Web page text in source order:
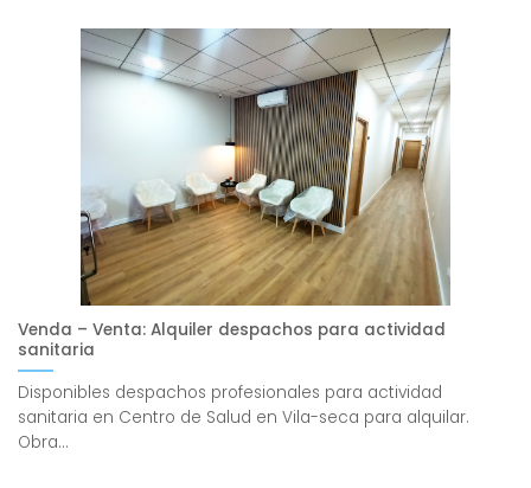
Venda – Venta: Alquiler despachos para actividad
sanitaria
Disponibles despachos profesionales para actividad
sanitaria en Centro de Salud en Vila-seca para alquilar.
Obra...